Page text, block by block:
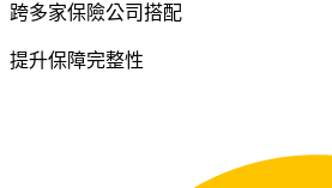
跨多家保險公司搭配
提升保障完整性